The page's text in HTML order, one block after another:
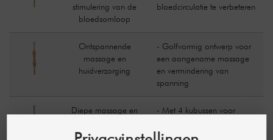
stimulering van de
bloedsomloop
bloedcirculatie te verbeteren
Ontspannende
massage en
huidverzorging
- Golfvormig ontwerp voor
een aangename massage
en vermindering van
spanning
Diepe massage en
- Met 4 kubussen voor
verlichting van